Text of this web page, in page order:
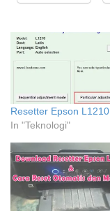
Resetter Epson L1210
In "Teknologi"